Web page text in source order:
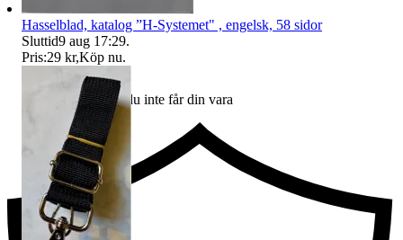
Ersättning om du inte får din vara
Hasselblad, katalog ”H-Systemet" , engelsk, 58 sidor
Sluttid9 aug 17:29.
Pris:29 kr,Köp nu.